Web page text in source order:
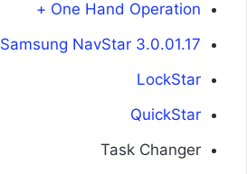
One Hand Operation +
Samsung NavStar 3.0.01.17
LockStar
QuickStar
Task Changer